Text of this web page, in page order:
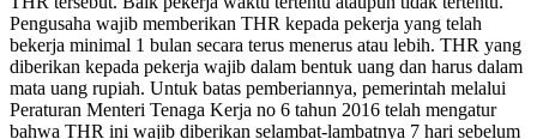
Pengusaha wajib memberikan THR kepada pekerja yang telah
bekerja minimal 1 bulan secara terus menerus atau lebih. THR yang
diberikan kepada pekerja wajib dalam bentuk uang dan harus dalam
mata uang rupiah. Untuk batas pemberiannya, pemerintah melalui
Peraturan Menteri Tenaga Kerja no 6 tahun 2016 telah mengatur
bahwa THR ini wajib diberikan selambat-lambatnya 7 hari sebelum